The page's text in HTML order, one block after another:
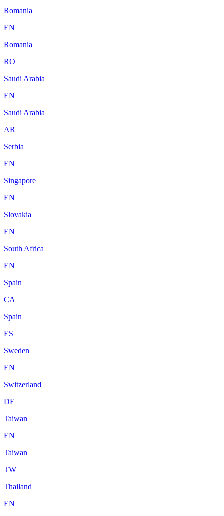
Romania
EN
Romania
RO
Saudi Arabia
EN
Saudi Arabia
AR
Serbia
EN
Singapore
EN
Slovakia
EN
South Africa
EN
Spain
CA
Spain
ES
Sweden
EN
Switzerland
DE
Taiwan
EN
Taiwan
TW
Thailand
EN